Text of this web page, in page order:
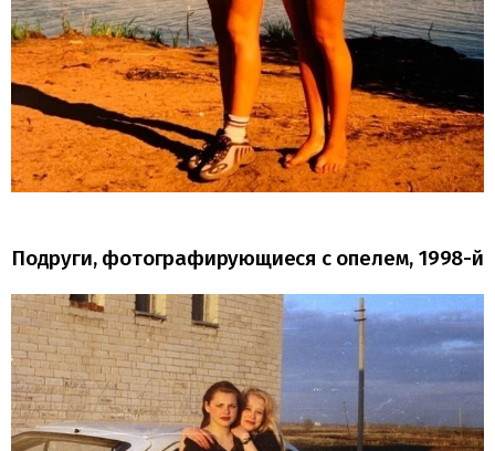
Подруги, фотографирующиеся с опелем, 1998-й